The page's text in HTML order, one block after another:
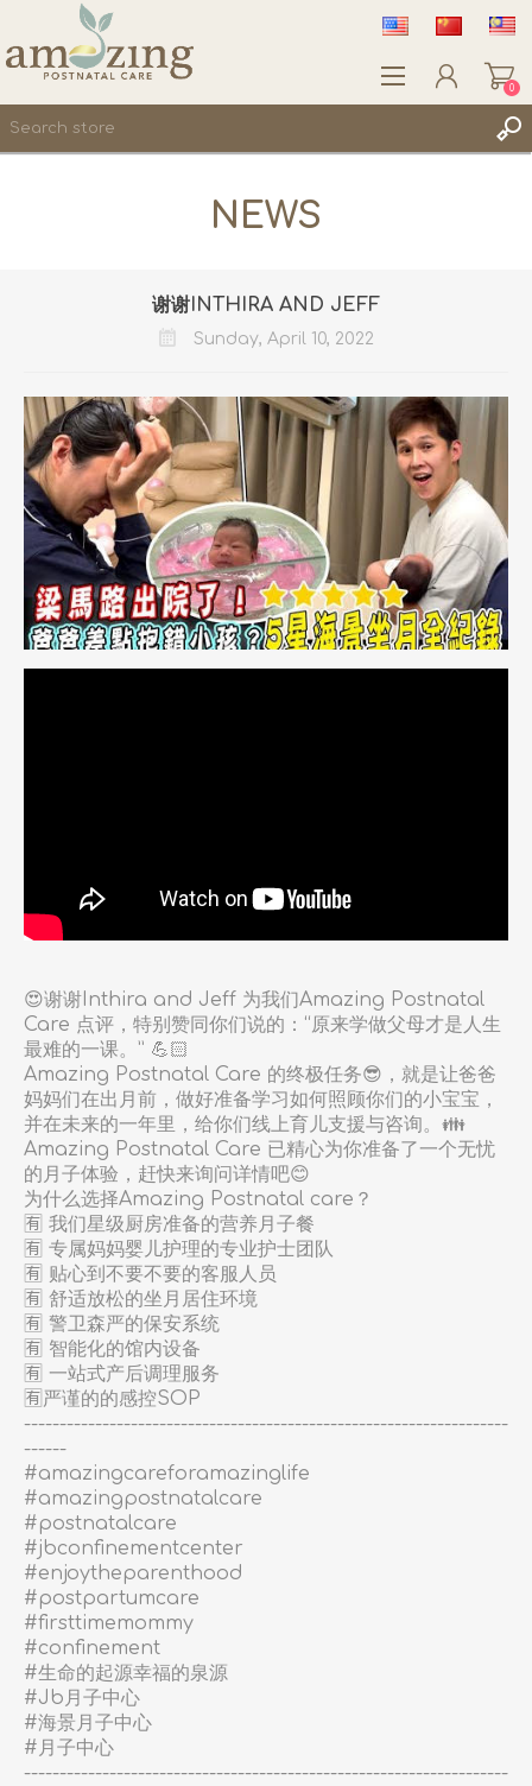
0
NEWS
谢谢INTHIRA AND JEFF
Sunday, April 10, 2022
😍谢谢Inthira and Jeff 为我们Amazing Postnatal
Care 点评，特别赞同你们说的：“原来学做父母才是人生
最难的一课。” 💪🏻
Amazing Postnatal Care 的终极任务😎，就是让爸爸
妈妈们在出月前，做好准备学习如何照顾你们的小宝宝，
并在未来的一年里，给你们线上育儿支援与咨询。👪
Amazing Postnatal Care 已精心为你准备了一个无忧
的月子体验，赶快来询问详情吧😊
为什么选择Amazing Postnatal care？
🈶 我们星级厨房准备的营养月子餐
🈶 专属妈妈婴儿护理的专业护士团队
🈶 贴心到不要不要的客服人员
🈶 舒适放松的坐月居住环境
🈶 警卫森严的保安系统
🈶 智能化的馆内设备
🈶 一站式产后调理服务
🈶️严谨的的感控SOP
--------------------------------------------------------------------
------
#amazingcareforamazinglife
#amazingpostnatalcare
#postnatalcare
#jbconfinementcenter
#enjoytheparenthood
#postpartumcare
#firsttimemommy
#confinement
#生命的起源幸福的泉源
#Jb月子中心
#海景月子中心
#月子中心
--------------------------------------------------------------------